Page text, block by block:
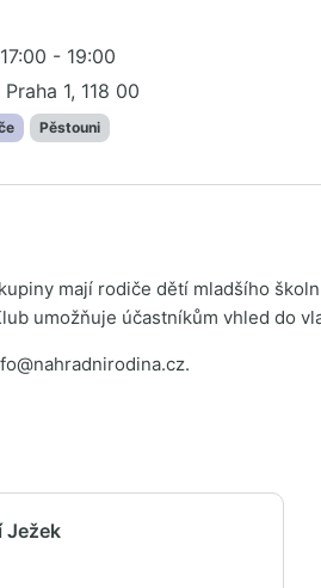
- 19:00
1, 118 00
Pěstouni
mají rodiče dětí mladšího
umožňuje účastníkům vhled do
Ježek